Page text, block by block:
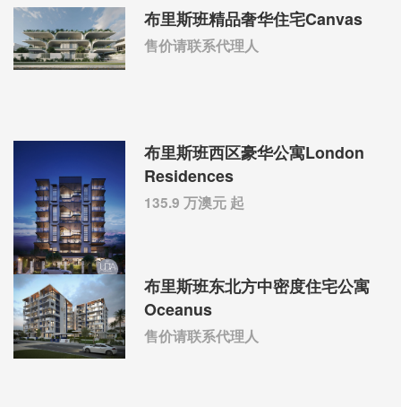
布里斯班精品奢华住宅Canvas
售价请联系代理人
布里斯班西区豪华公寓London
Residences
135.9 万澳元 起
布里斯班东北方中密度住宅公寓
Oceanus
售价请联系代理人